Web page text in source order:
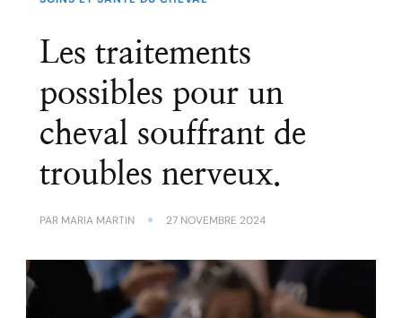
Les traitements
possibles pour un
cheval souffrant de
troubles nerveux.
PAR MARIA MARTIN 27 NOVEMBRE 2024